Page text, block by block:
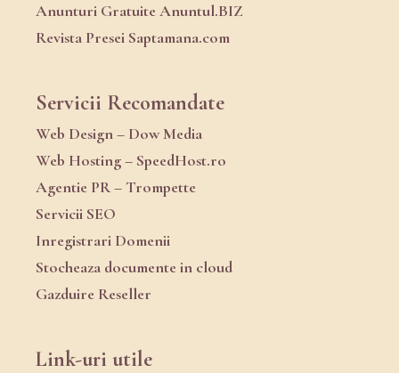
Anunturi Gratuite Anuntul.BIZ
Revista Presei Saptamana.com
Servicii Recomandate
Web Design – Dow Media
Web Hosting – SpeedHost.ro
Agentie PR – Trompette
Servicii SEO
Inregistrari Domenii
Stocheaza documente in cloud
Gazduire Reseller
Link-uri utile